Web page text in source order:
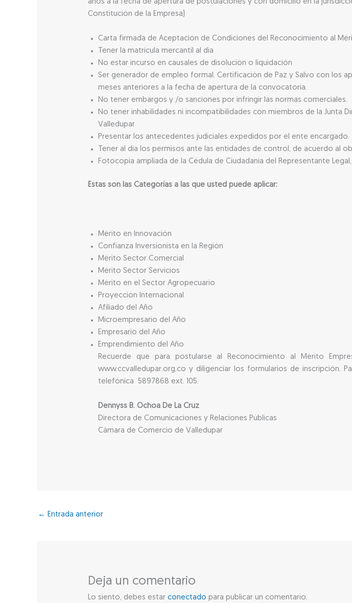
años a la fecha de apertura de postulaciones y con domicilio en la
Constitución de la Empresa)
Carta firmada de Aceptación de Condiciones del Reconocimiento al
Tener la matrícula mercantil al día
No estar incurso en causales de disolución o liquidación
Ser generador de empleo formal. Certificación de Paz y Salvo con los
meses anteriores a la fecha de apertura de la convocatoria.
No tener embargos y /o sanciones por infringir las normas comerciales.
No tener inhabilidades ni incompatibilidades con miembros de la Junta
Valledupar
Presentar los antecedentes judiciales expedidos por el ente encargado.
Tener al día los permisos ante las entidades de control, de acuerdo al
Fotocopia ampliada de la Cédula de Ciudadanía del Representante
Estas son las Categorías a las que usted puede aplicar:
Mérito en Innovación
Confianza Inversionista en la Región
Mérito Sector Comercial
Mérito Sector Servicios
Mérito en el Sector Agropecuario
Proyección Internacional
Afiliado del Año
Microempresario del Año
Empresario del Año
Emprendimiento del Año
Recuerde que para postularse al Reconocimiento al Mérito
www.ccvalledupar.org.co y diligenciar los formularios de inscripción.
telefónica 5897868 ext. 105.
Dennyss B. Ochoa De La Cruz
Directora de Comunicaciones y Relaciones Públicas
Cámara de Comercio de Valledupar
← Entrada anterior
Deja un comentario
Lo siento, debes estarconectado para publicar un comentario.